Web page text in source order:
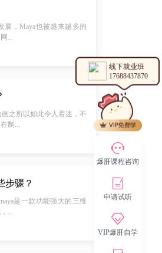
展，Maya也被越来越多的
...
之所以如此令人着迷，不
制...
步骤？
是一款功能强大的三维
...
线下就业班
17688437870
爆肝课程咨询
申请试听
VIP爆肝自学